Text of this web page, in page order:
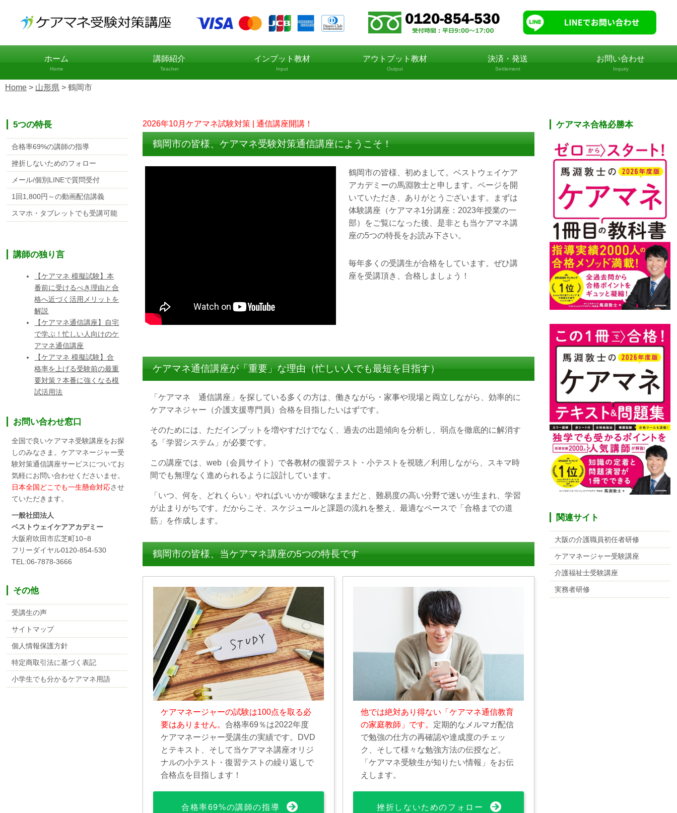
ホーム
Home
講師紹介
Teacher
インプット教材
Input
アウトプット教材
Output
決済・発送
Settlement
お問い合わせ
Inquiry
Home > 山形県 > 鶴岡市
2026年10月ケアマネ試験対策 | 通信講座開講！
鶴岡市の皆様、ケアマネ受験対策通信講座にようこそ！
鶴岡市の皆様、初めまして。ベストウェイケア
アカデミーの馬淵敦士と申します。ページを開
いていただき、ありがとうございます。まずは
体験講座（ケアマネ1分講座：2023年授業の一
部）をご覧になった後、是非とも当ケアマネ講
座の5つの特長をお読み下さい。
毎年多くの受講生が合格をしています。ぜひ講
座を受講頂き、合格しましょう！
ケアマネ通信講座が「重要」な理由（忙しい人でも最短を目指す）
「ケアマネ 通信講座」を探している多くの方は、働きながら・家事や現場と両立しながら、効率的に
ケアマネジャー（介護支援専門員）合格を目指したいはずです。
そのためには、ただインプットを増やすだけでなく、過去の出題傾向を分析し、弱点を徹底的に解消す
る「学習システム」が必要です。
この講座では、web（会員サイト）で各教材の復習テスト・小テストを視聴／利用しながら、スキマ時
間でも無理なく進められるように設計しています。
「いつ、何を、どれくらい」やればいいかが曖昧なままだと、難易度の高い分野で迷いが生まれ、学習
が止まりがちです。だからこそ、スケジュールと課題の流れを整え、最適なペースで「合格までの道
筋」を作成します。
鶴岡市の皆様、当ケアマネ講座の5つの特長です
ケアマネージャーの試験は100点を取る必
要はありません。合格率69％は2022年度
ケアマネージャー受講生の実績です。DVD
とテキスト、そして当ケアマネ講座オリジ
ナルの小テスト・復習テストの繰り返しで
合格点を目指します！
合格率69%の講師の指導
他では絶対あり得ない「ケアマネ通信教育
の家庭教師」です。 定期的なメルマガ配信
で勉強の仕方の再確認や達成度のチェッ
ク、そして様々な勉強方法の伝授など。
「ケアマネ受験生が知りたい情報」をお伝
えします。
挫折しないためのフォロー
5つの特長
合格率69%の講師の指導
挫折しないためのフォロー
メール/個別LINEで質問受付
1回1,800円～の動画配信講義
スマホ・タブレットでも受講可能
講師の独り言
【ケアマネ 模擬試験】本
番前に受けるべき理由と合
格へ近づく活用メリットを
解説
【ケアマネ通信講座】自宅
で学ぶ！忙しい人向けのケ
アマネ通信講座
【ケアマネ 模擬試験】合
格率を上げる受験前の最重
要対策？本番に強くなる模
試活用法
お問い合わせ窓口
全国で良いケアマネ受験講座をお探
しのみなさま。ケアマネージャー受
験対策通信講座サービスについてお
気軽にお問い合わせくださいませ。
日本全国どこでも一生懸命対応させ
ていただきます。
一般社団法人
ベストウェイケアアカデミー
大阪府吹田市広芝町10−8
フリーダイヤル0120-854-530
TEL:06-7878-3666
その他
受講生の声
サイトマップ
個人情報保護方針
特定商取引法に基づく表記
小学生でも分かるケアマネ用語
ケアマネ合格必勝本
関連サイト
大阪の介護職員初任者研修
ケアマネージャー受験講座
介護福祉士受験講座
実務者研修